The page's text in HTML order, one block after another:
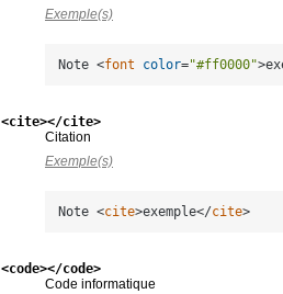
Exemple(s)
Note <font color="#ff0000">
<cite></cite>
Citation
Exemple(s)
Note <cite>exemple</cite>
<code></code>
Code informatique